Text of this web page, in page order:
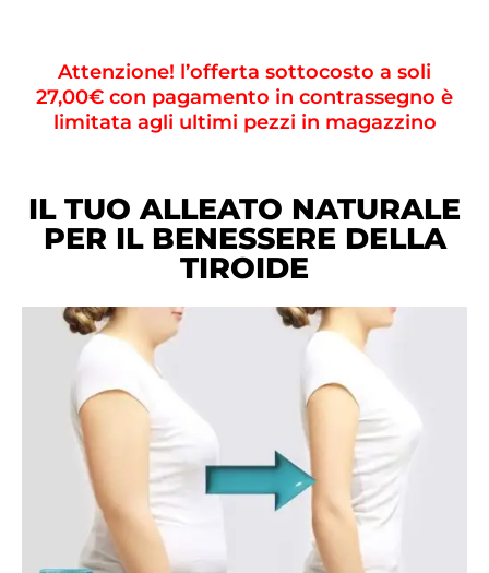
Attenzione! l’offerta sottocosto a soli
27,00€ con pagamento in contrassegno è
limitata agli ultimi pezzi in magazzino
IL TUO ALLEATO NATURALE
PER IL BENESSERE DELLA
TIROIDE